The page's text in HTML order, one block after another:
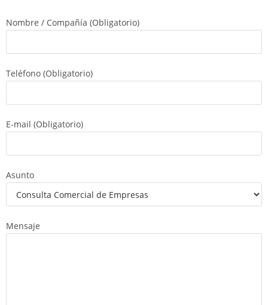
Nombre / Compañía (Obligatorio)
Teléfono (Obligatorio)
E-mail (Obligatorio)
Asunto
Mensaje